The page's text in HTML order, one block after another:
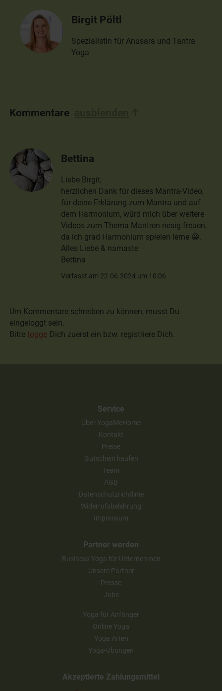
Birgit Pöltl
Spezialistin für Anusara und Tantra
Yoga
Kommentare
Bettina
Liebe Birgit,
herzlichen Dank für dieses Mantra-Video,
für deine Erklärung zum Mantra und auf
dem Harmonium, würd mich über weitere
Videos zum Thema Mantren riesig freuen,
da ich grad Harmonium spielen lerne 😀.
Alles Liebe & namaste
Bettina
Verfasst am 22.06.2024 um 10:06
Um Kommentare schreiben zu können, musst Du
eingeloggt sein.
Bitte logge Dich zuerst ein bzw. registriere Dich.
Service
Über YogaMeHome
Kontakt
Preise
Gutschein kaufen
Team
AGB
Datenschutzrichtlinie
Widerrufsbelehrung
Impressum
Partner werden
Business Yoga für Unternehmen
Unsere Partner
Presse
Jobs
Yoga für Anfänger
Online Yoga
Yoga Arten
Yoga-Übungen
Akzeptierte Zahlungsmittel